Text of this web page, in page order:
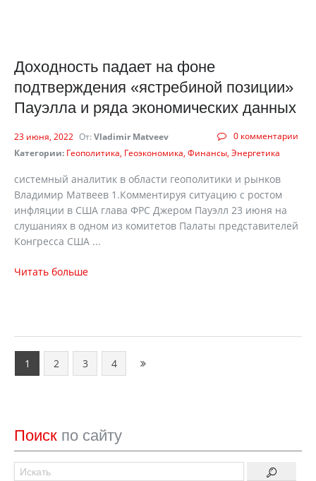
Доходность падает на фоне
подтверждения «ястребиной позиции»
Пауэлла и ряда экономических данных
0 комментарии
23 июня, 2022 От: Vladimir Matveev
Категории: Геополитика Геоэкономика Финансы Энергетика
системный аналитик в области геополитики и рынков
Владимир Матвеев 1.Комментируя ситуацию с ростом
инфляции в США глава ФРС Джером Пауэлл 23 июня на
слушаниях в одном из комитетов Палаты представителей
Конгресса США ...
Читать больше
1 2 3 4
Поиск по сайту